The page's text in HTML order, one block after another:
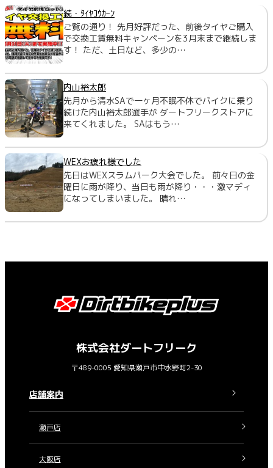
続・ﾀｲﾔｺｳｶｰﾝ
ご覧の通り！ 先月好評だった、前後タイヤご購入
で交換工賃無料キャンペーンを3月末まで継続しま
す！ ただ、土日など、多少の…
内山裕太郎
先月から清水SAで一ヶ月不眠不休でバイクに乗り
続けた内山裕太郎選手が ダートフリークストアに
来てくれました。 SAはもう…
WEXお疲れ様でした
先日はWEXスラムパーク大会でした。 前々日の金
曜日に雨が降り、当日も雨が降り・・・激マディ
になってしまいました。 晴れ…
株式会社ダートフリーク
〒489-0005 愛知県瀬戸市中水野町2-30
店舗案内
瀬戸店
大阪店